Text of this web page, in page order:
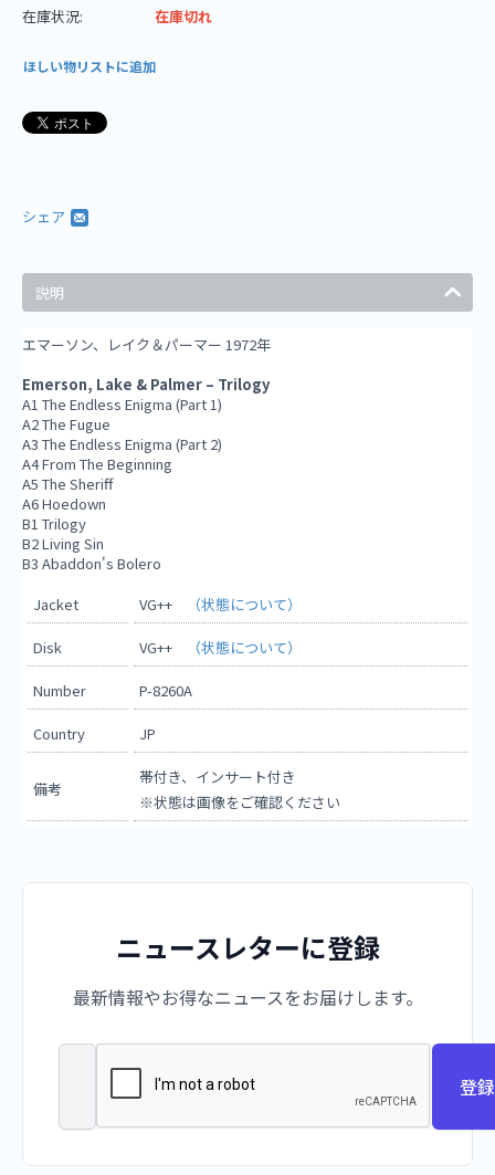
在庫状況:
在庫切れ
ほしい物リストに追加
シェア
説明
エマーソン、レイク＆パーマー 1972年
Emerson, Lake & Palmer ‎– Trilogy
A1 The Endless Enigma (Part 1)
A2 The Fugue
A3 The Endless Enigma (Part 2)
A4 From The Beginning
A5 The Sheriff
A6 Hoedown
B1 Trilogy
B2 Living Sin
B3 Abaddon's Bolero
Jacket
VG++ （状態について）
Disk VG++ （状態について）
Number P-8260A
Country JP
備考
帯付き、インサート付き
※状態は画像をご確認ください
ニュースレターに登録
最新情報やお得なニュースをお届けします。
登